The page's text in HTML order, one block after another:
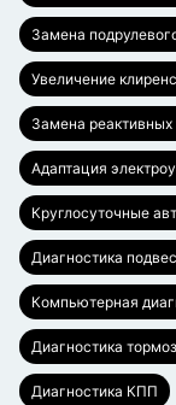
Замена
Увеличение
Замена реактивных
Адаптация
Круглосуточные
Диагностика
Компьютерная
Диагностика
Диагностика КПП